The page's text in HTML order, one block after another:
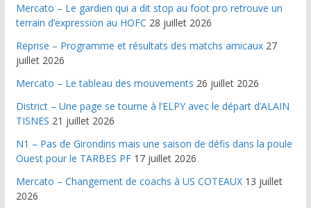
Mercato – Le gardien qui a dit stop au foot pro retrouve un
terrain d’expression au HOFC 28 juillet 2026
Reprise – Programme et résultats des matchs amicaux 27
juillet 2026
Mercato – Le tableau des mouvements 26 juillet 2026
District – Une page se tourne à l’ELPY avec le départ d’ALAIN
TISNES 21 juillet 2026
N1 – Pas de Girondins mais une saison de défis dans la poule
Ouest pour le TARBES PF 17 juillet 2026
Mercato – Changement de coachs à US COTEAUX 13 juillet
2026